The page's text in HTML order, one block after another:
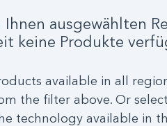
Ihnen ausgewählten
keine Produkte
available in all
the filter above. Or
technology available in